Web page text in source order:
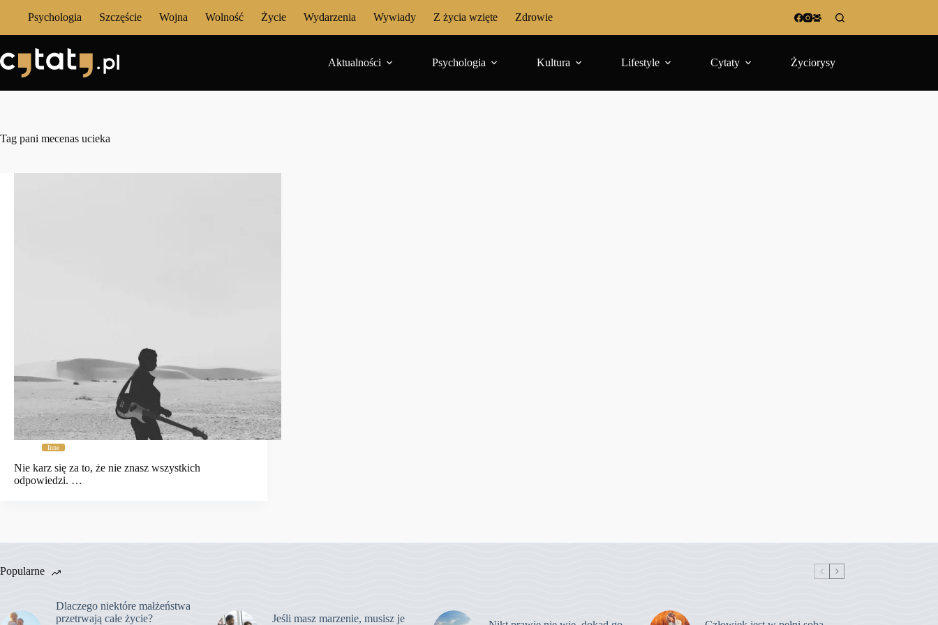
Psychologia Szczęście Wojna Wolność Życie Wydarzenia Wywiady Z życia wzięte Zdrowie
Aktualności Psychologia Kultura Lifestyle Cytaty Życiorysy
Tag pani mecenas ucieka
Inne
Nie karz się za to, że nie znasz wszystkich
odpowiedzi. …
Popularne
Dlaczego niektóre małżeństwa
przetrwają całe życie?
Jeśli masz marzenie, musisz je